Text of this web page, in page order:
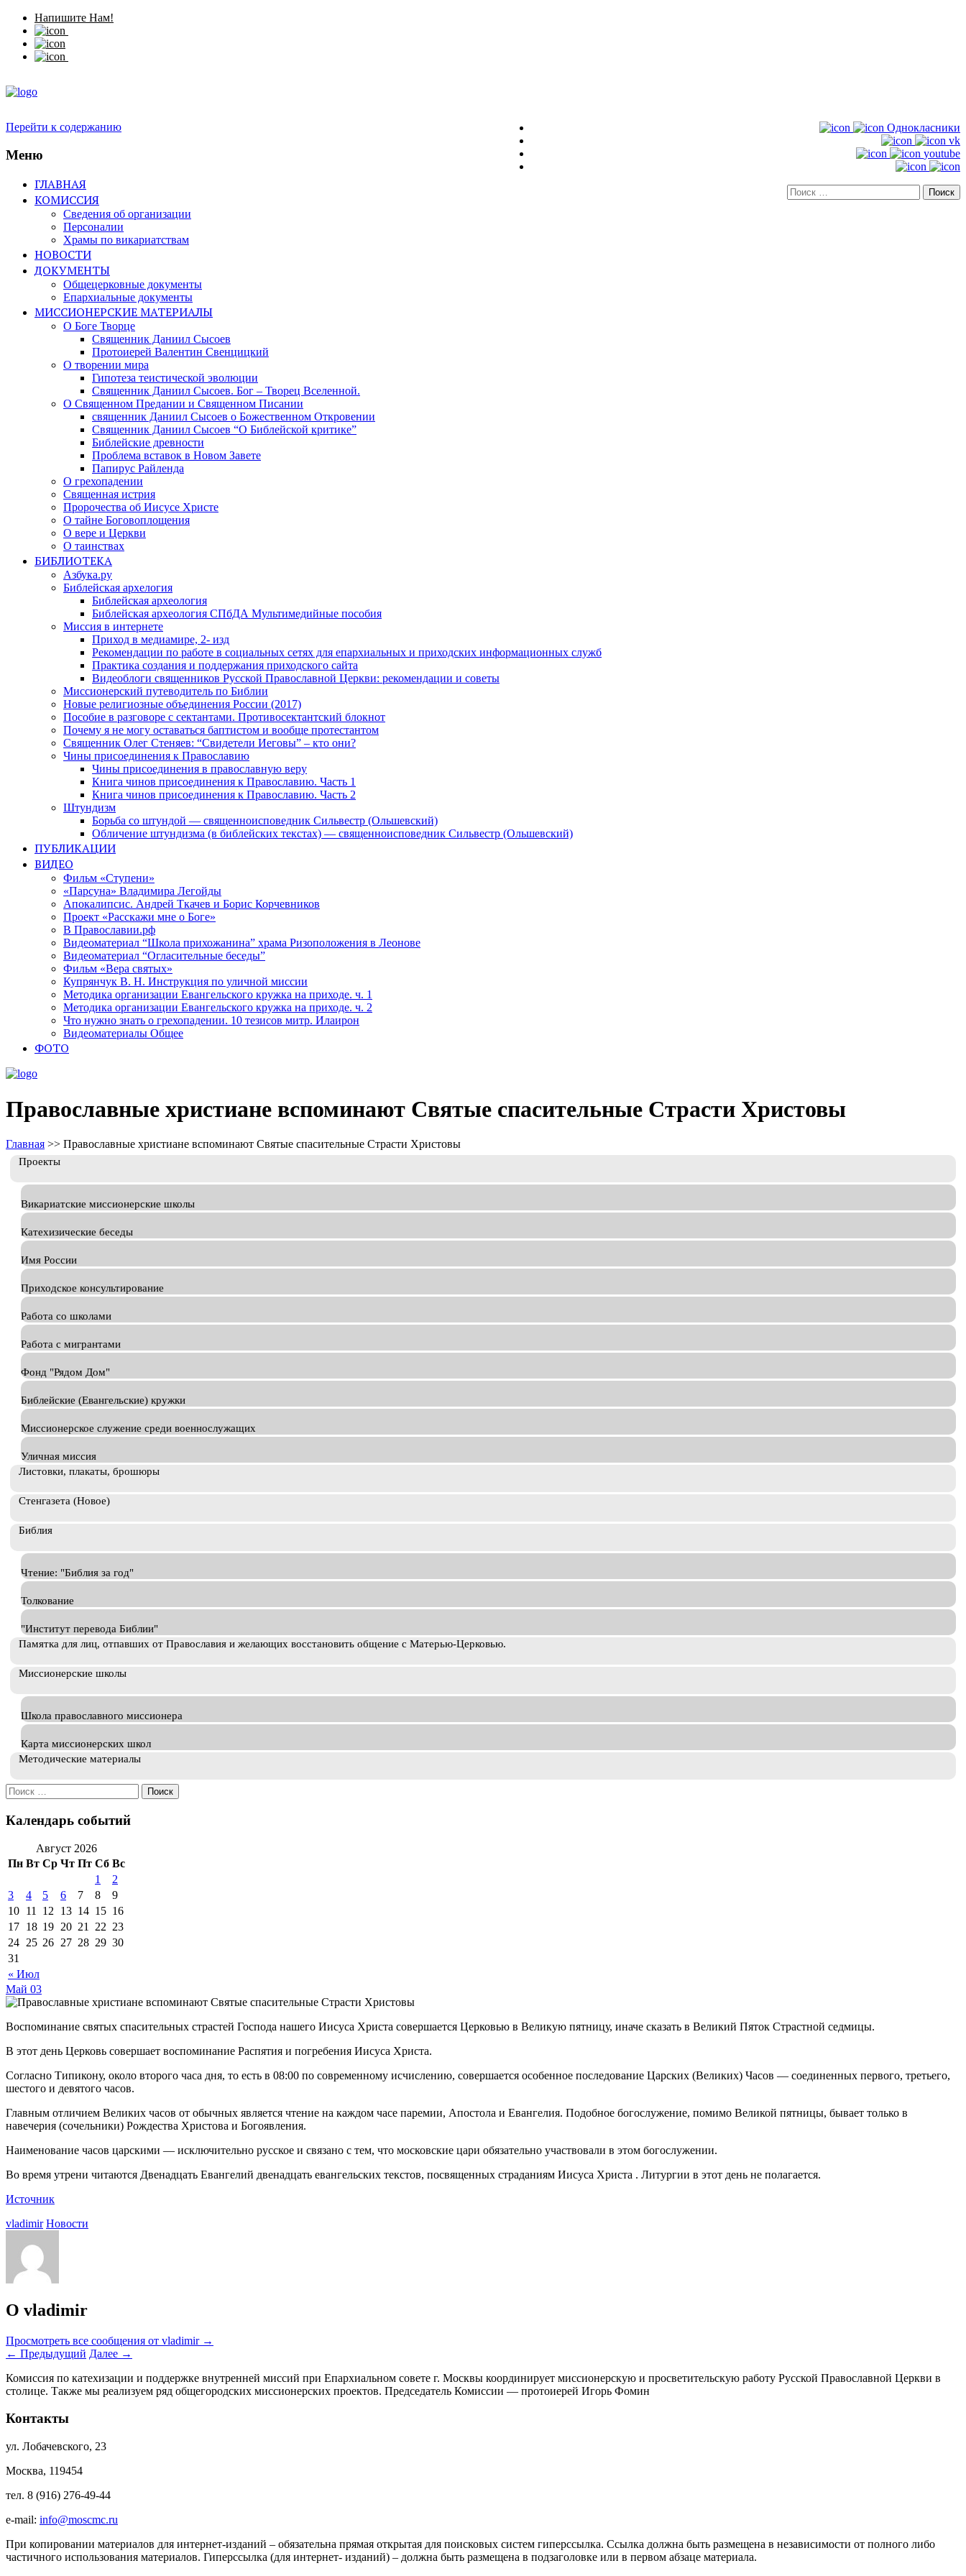
Напишите Нам!
Однокласники
vk
youtube
Искать:
Перейти к содержанию
Меню
ГЛАВНАЯ
КОМИССИЯ
Сведения об организации
Персоналии
Храмы по викариатствам
НОВОСТИ
ДОКУМЕНТЫ
Общецерковные документы
Епархиальные документы
МИССИОНЕРСКИЕ МАТЕРИАЛЫ
О Боге Творце
Священник Даниил Сысоев
Протоиерей Валентин Свенцицкий
О творении мира
Гипотеза теистической эволюции
Священник Даниил Сысоев. Бог – Творец Вселенной.
О Священном Предании и Священном Писании
священник Даниил Сысоев о Божественном Откровении
Священник Даниил Сысоев “О Библейской критике”
Библейские древности
Проблема вставок в Новом Завете
Папирус Райленда
О грехопадении
Священная истрия
Пророчества об Иисусе Христе
О тайне Боговоплощения
О вере и Церкви
О таинствах
БИБЛИОТЕКА
Азбука.ру
Библейская архелогия
Библейская археология
Библейская археология СПбДА Мультимедийные пособия
Миссия в интернете
Приход в медиамире, 2- изд
Рекомендации по работе в социальных сетях для епархиальных и приходских информационных служб
Практика создания и поддержания приходского сайта
Видеоблоги священников Русской Православной Церкви: рекомендации и советы
Миссионерский путеводитель по Библии
Новые религиозные объединения России (2017)
Пособие в разговоре с сектантами. Противосектантский блокнот
Почему я не могу оставаться баптистом и вообще протестантом
Священник Олег Стеняев: “Свидетели Иеговы” – кто они?
Чины присоединения к Православию
Чины присоединения в православную веру
Книга чинов присоединения к Православию. Часть 1
Книга чинов присоединения к Православию. Часть 2
Штундизм
Борьба со штундой — священноисповедник Сильвестр (Ольшевский)
Обличение штундизма (в библейских текстах) — священноисповедник Сильвестр (Ольшевский)
ПУБЛИКАЦИИ
ВИДЕО
Фильм «Ступени»
«Парсуна» Владимира Легойды
Апокалипсис. Андрей Ткачев и Борис Корчевников
Проект «Расскажи мне о Боге»
В Православии.рф
Видеоматериал “Школа прихожанина” храма Ризоположения в Леонове
Видеоматериал “Огласительные беседы”
Фильм «Вера святых»
Купрянчук В. Н. Инструкция по уличной миссии
Методика организации Евангельского кружка на приходе. ч. 1
Методика организации Евангельского кружка на приходе. ч. 2
Что нужно знать о грехопадении. 10 тезисов митр. Илаирон
Видеоматериалы Общее
ФОТО
Православные христиане вспоминают Святые спасительные Страсти Христовы
Главная >> Православные христиане вспоминают Святые спасительные Страсти Христовы
Проекты
Викариатские миссионерские школы
Катехизические беседы
Имя России
Приходское консультирование
Работа со школами
Работа с мигрантами
Фонд "Рядом Дом"
Библейские (Евангельские) кружки
Миссионерское служение среди военнослужащих
Уличная миссия
Листовки, плакаты, брошюры
Стенгазета (Новое)
Библия
Чтение: "Библия за год"
Толкование
"Институт перевода Библии"
Памятка для лиц, отпавших от Православия и желающих восстановить общение с Матерью-Церковью.
Миссионерские школы
Школа православного миссионера
Карта миссионерских школ
Методические материалы
Искать:
Календарь событий
Август 2026
Пн Вт Ср Чт Пт Сб Вс
« Июл
1
2
3
4 5 6 7 8
9
10 11 12 13 14 15 16
17 18 19 20 21 22 23
24 25 26 27 28 29 30
31
Май 03
Воспоминание святых спасительных страстей Господа нашего Иисуса Христа совершается Церковью в Великую пятницу, иначе сказать в Великий Пяток Страстной седмицы.
В этот день Церковь совершает воспоминание Распятия и погребения Иисуса Христа.
Согласно Типикону, около второго часа дня, то есть в 08:00 по современному исчислению, совершается особенное последование Царских (Великих) Часов — соединенных первого, третьего,
шестого и девятого часов.
Главным отличием Великих часов от обычных является чтение на каждом часе паремии, Апостола и Евангелия. Подобное богослужение, помимо Великой пятницы, бывает только в
навечерия (сочельники) Рождества Христова и Богоявления.
Наименование часов царскими — исключительно русское и связано с тем, что московские цари обязательно участвовали в этом богослужении.
Во время утрени читаются Двенадцать Евангелий двенадцать евангельских текстов, посвященных страданиям Иисуса Христа . Литургии в этот день не полагается.
Источник
vladimir Новости
О vladimir
Просмотреть все сообщения от vladimir →
← Предыдущий Далее →
Комиссия по катехизации и поддержке внутренней миссий при Епархиальном совете г. Москвы координирует миссионерскую и просветительскую работу Русской Православной Церкви в
столице. Также мы реализуем ряд общегородских миссионерских проектов. Председатель Комиссии — протоиерей Игорь Фомин
Контакты
ул. Лобачевского, 23
Москва, 119454
тел. 8 (916) 276-49-44
e-mail: info@moscmc.ru
При копировании материалов для интернет-изданий – обязательна прямая открытая для поисковых систем гиперссылка. Ссылка должна быть размещена в независимости от полного либо
частичного использования материалов. Гиперссылка (для интернет- изданий) – должна быть размещена в подзаголовке или в первом абзаце материала.